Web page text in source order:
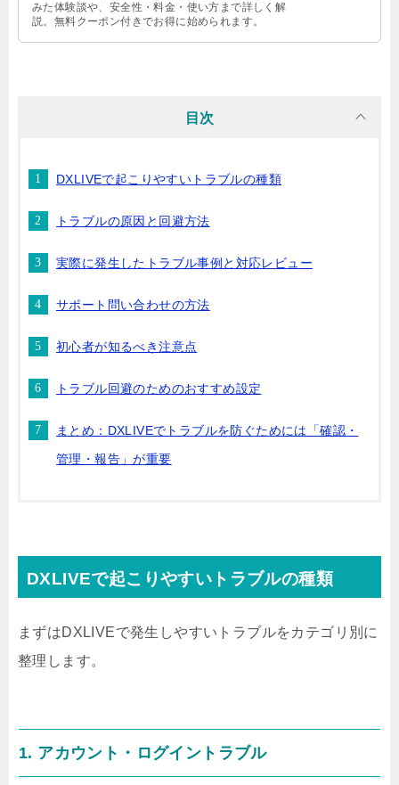
みた体験談や、安全性・料金・使い方まで詳しく解
説。無料クーポン付きでお得に始められます。
目次
DXLIVEで起こりやすいトラブルの種類
トラブルの原因と回避方法
実際に発生したトラブル事例と対応レビュー
サポート問い合わせの方法
初心者が知るべき注意点
トラブル回避のためのおすすめ設定
まとめ：DXLIVEでトラブルを防ぐためには「確認・
管理・報告」が重要
DXLIVEで起こりやすいトラブルの種類
まずはDXLIVEで発生しやすいトラブルをカテゴリ別に
整理します。
1. アカウント・ログイントラブル